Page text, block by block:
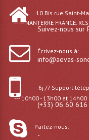
Ampoules -
10 Bis rue Saint-
----- NANTERRE FRANCE.
Suivez-nous sur
Écrivez-nous à:
info@aevas-
6j /7 Support
--- 10h00 - 13h00 et 14h00
(+33) 06 60 616
Parlez-nous:
-